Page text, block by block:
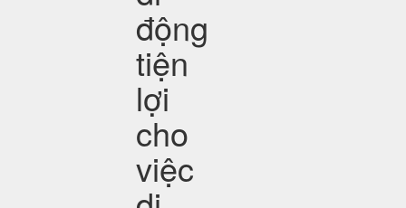
động
tiện
lợi
cho
việc